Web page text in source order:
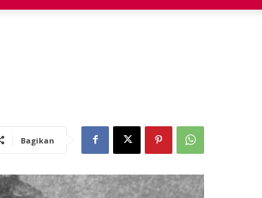
Bagikan